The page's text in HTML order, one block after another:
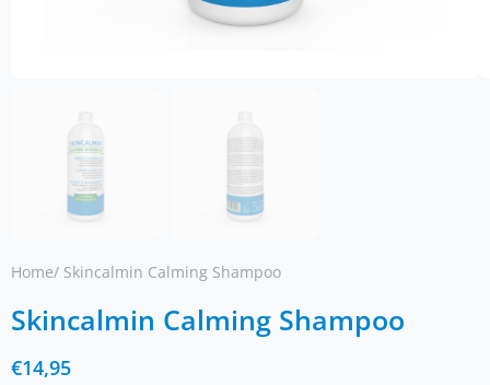
Home/ Skincalmin Calming Shampoo
Skincalmin Calming Shampoo
€14,95